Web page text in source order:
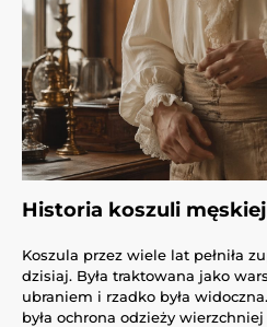
Historia koszuli męskiej
Koszula przez wiele lat pełniła
dzisiaj. Była traktowana jako
ubraniem i rzadko była
była ochrona odzieży